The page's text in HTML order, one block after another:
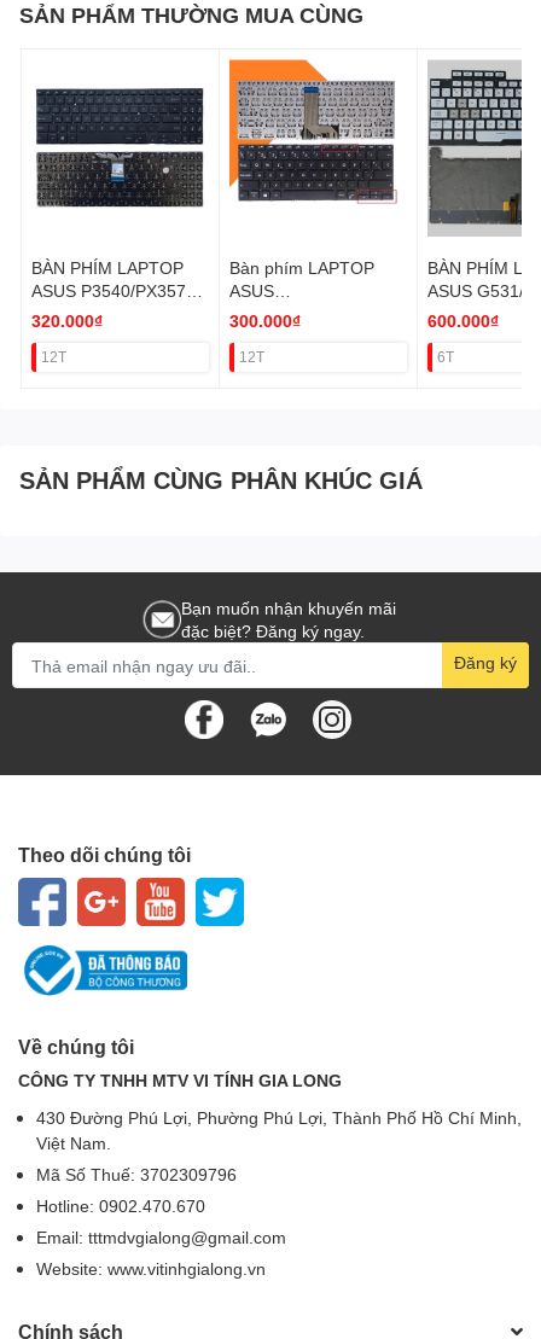
SẢN PHẨM THƯỜNG MUA CÙNG
BÀN PHÍM LAPTOP
ASUS P3540/PX3574
KO LED
320.000₫
12T
Bàn phím LAPTOP
ASUS
A412,X412,X412F,X41
300.000₫
12T
BÀN PHÍM
ASUS G531/
600.000₫
6T
SẢN PHẨM CÙNG PHÂN KHÚC GIÁ
Bạn muốn nhận khuyến mãi
đặc biệt? Đăng ký ngay.
Đăng ký
Theo dõi chúng tôi
Về chúng tôi
CÔNG TY TNHH MTV VI TÍNH GIA LONG
430 Đường Phú Lợi, Phường Phú Lợi, Thành Phố Hồ Chí Minh,
Việt Nam.
Mã Số Thuế: 3702309796
Hotline: 0902.470.670
Email: tttmdvgialong@gmail.com
Website: www.vitinhgialong.vn
Chính sách